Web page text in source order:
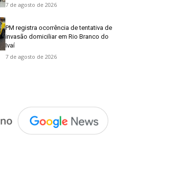
7 de agosto de 2026
PM registra ocorrência de tentativa de
invasão domiciliar em Rio Branco do
Ivaí
7 de agosto de 2026